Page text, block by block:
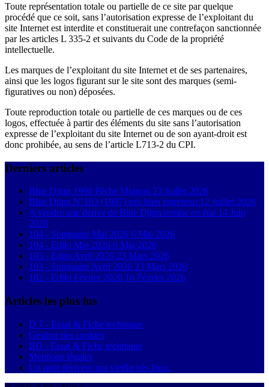
Toute représentation totale ou partielle de ce site par quelque
procédé que ce soit, sans l’autorisation expresse de l’exploitant du
site Internet est interdite et constituerait une contrefaçon sanctionnée
par les articles L 335-2 et suivants du Code de la propriété
intellectuelle.
Les marques de l’exploitant du site Internet et de ses partenaires,
ainsi que les logos figurant sur le site sont des marques (semi-
figuratives ou non) déposées.
Toute reproduction totale ou partielle de ces marques ou de ces
logos, effectuée à partir des éléments du site sans l’autorisation
expresse de l’exploitant du site Internet ou de son ayant-droit est
donc prohibée, au sens de l’article L713-2 du CPI.
Derniers articles
Blue Djinn 1998 Pêché Mignon 23 Juillet 2026
Blue Djinn N°103 (1997) très bien entretenu 12 Juillet 2026
A vendre une dérive de Blue Djinn remise en état 14 Juin
2026
104 - Sommaire Mai 2026 6 Mai 2026
104 - Edito Mai 2026 6 Mai 2026
103 - Edito Avril 2026 23 Mars 2026
103 - Sommaire Avril 2026 23 Mars 2026
102 - Edito Février 2026 16 Février 2026
Articles les plus lus
D 7 - Essai & Fiche technique.
Gestion des cookies
BD - Essai & Fiche technique
Mentions légales
Un petit dériveur qui vieillit très bien.